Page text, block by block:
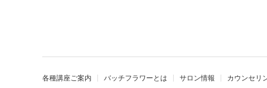
各種講座ご案内 バッチフラワーとは サロン情報 カウンセリ